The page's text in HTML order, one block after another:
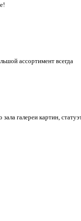
ассортимент всегда
галереи картин,